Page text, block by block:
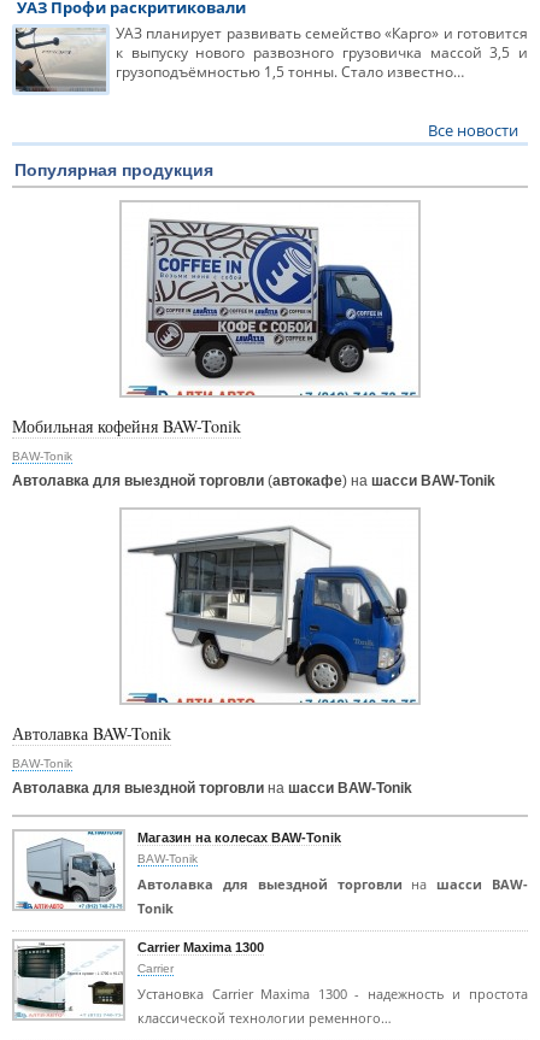
УАЗ Профи раскритиковали
УАЗ планирует развивать семейство «Карго» и готовится
к выпуску нового развозного грузовичка массой 3,5 и
грузоподъёмностью 1,5 тонны. Стало известно…
Все новости
Популярная продукция
Мобильная кофейня BAW-Tonik
BAW-Tonik
Автолавка для выездной торговли (автокафе) на шасси BAW-Tonik
Автолавка BAW-Tonik
BAW-Tonik
Автолавка для выездной торговли на шасси BAW-Tonik
Магазин на колесах BAW-Tonik
BAW-Tonik
Автолавка для выездной торговли на шасси BAW-
Tonik
Carrier Maxima 1300
Carrier
Установка Carrier Maxima 1300 - надежность и простота
классической технологии ременного…